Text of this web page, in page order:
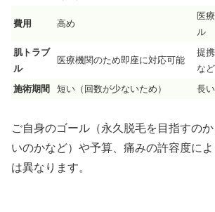
費用 高め
医
ル
肌トラブ
ル
医療機関のため即座に対応可能
提
など
施術期間
短い（回数が少ないため） 長
ご自身のゴール（永久脱毛を目指すの
いのかなど）や予算、痛みの許容度に
は異なります。